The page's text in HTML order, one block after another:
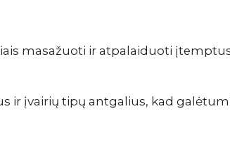
masažuoti ir atpalaiduoti
ir įvairių tipų antgalius, kad